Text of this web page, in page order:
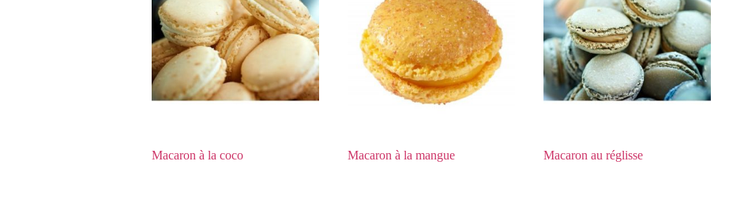
Macaron à la coco Macaron à la mangue Macaron au réglisse